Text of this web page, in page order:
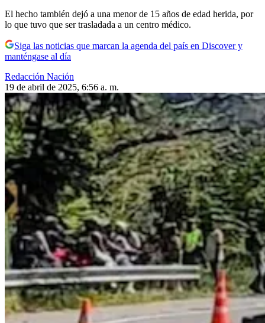
El hecho también dejó a una menor de 15 años de edad herida, por
lo que tuvo que ser trasladada a un centro médico.
Siga las noticias que marcan la agenda del país en Discover y
manténgase al día
Redacción Nación
19 de abril de 2025, 6:56 a. m.